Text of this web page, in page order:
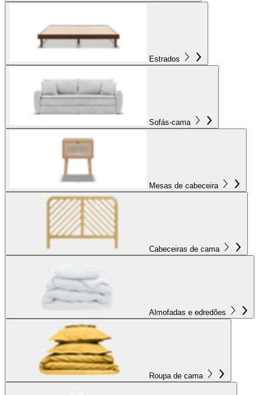
Estrados
Sofás-cama
Mesas de cabeceira
Cabeceiras de cama
Almofadas e edredões
Roupa de cama